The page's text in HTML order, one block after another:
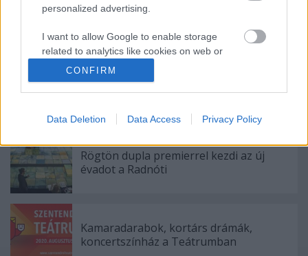
personalized advertising.
I want to allow Google to enable storage
related to analytics like cookies on web or
device identifiers in apps.
I want to allow Google to enable storage
related to personalization.
I want to allow Google to enable storage
related to security, including authentication
user protection.
CONFIRM
Data Deletion Data Access Privacy Policy
Indul az e-Trafó online programsorozat
Meghalt Böröndi Tamás
Rögtön dupla premierrel kezdi az új
évadot a Radnóti
Kamaradarabok, kortárs drámák,
koncertszínház a Teátrumban